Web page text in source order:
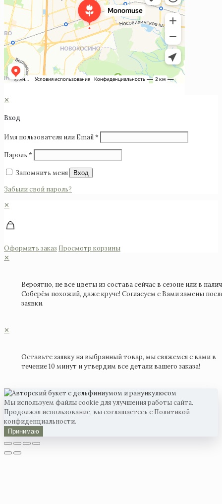
✕
Вход
Имя пользователя или Email*
Пароль *
Запомнить меня Вход
Забыли свой пароль?
✕
Оформить заказ Просмотр корзины
✕
Вероятно, не все цветы из состава сейчас в сезоне или в
Соберём похожий, даже круче! Согласуем с Вами замены
заявки.
✕
Оставьте заявку на выбранный товар, мы свяжемся с вами в
течение 10 минут и утвердим все детали вашего заказа!
Мы используем файлы cookie для улучшения работы сайта.
Продолжая использование, вы соглашаетесь с Политикой
конфиденциальности.
Принимаю